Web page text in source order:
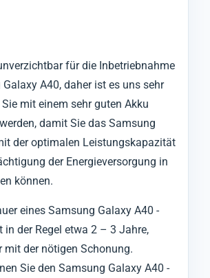
für die Inbetriebnahme
A40, daher ist es uns sehr
mit einem sehr guten Akku
damit Sie das Samsung
der optimalen Leistungskapazität
der Energieversorgung in
können.
eines Samsung Galaxy A40 -
in der Regel etwa 2 – 3 Jahre,
mit der nötigen Schonung.
Sie den Samsung Galaxy A40 -